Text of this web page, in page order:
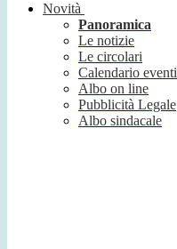
Novità
Panoramica
Le notizie
Le circolari
Calendario eventi
Albo on line
Pubblicità Legale
Albo sindacale